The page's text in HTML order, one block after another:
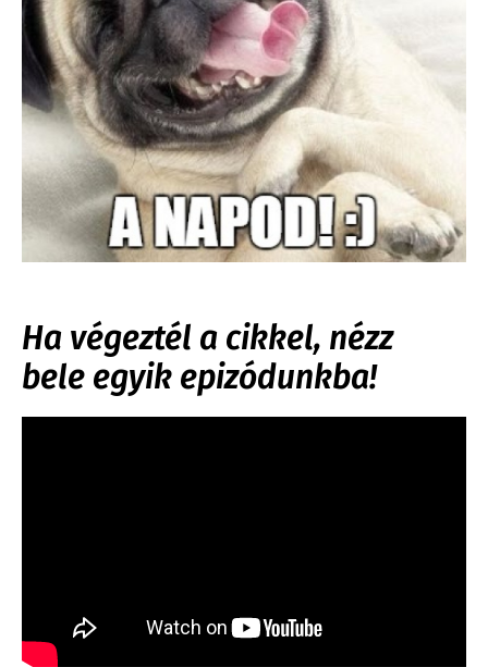
Ha végeztél a cikkel, nézz
bele egyik epizódunkba!